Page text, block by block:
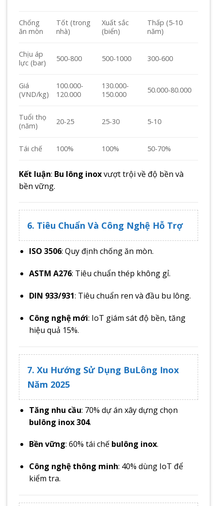
Chống
ăn mòn
Tốt (trong
nhà)
Xuất sắc
(biển)
Thấp (5-10
năm)
Chịu áp
lực (bar)
500-800 500-1000 300-600
Giá
(VND/kg)
100.000-
120.000
130.000-
150.000
50.000-80.000
Tuổi thọ
(năm)
20-25 25-30 5-10
Tái chế 100% 100% 50-70%
Kết luận: Bu lông inoxvượt trội về độ bền và
bền vững.
6. Tiêu Chuẩn Và Công Nghệ Hỗ Trợ
ISO 3506: Quy định chống ăn mòn.
ASTM A276: Tiêu chuẩn thép không gỉ.
DIN 933/931: Tiêu chuẩn ren và đầu bu lông.
Công nghệ mới: IoT giám sát độ bền, tăng
hiệu quả 15%.
7. Xu Hướng Sử Dụng BuLông Inox
Năm 2025
Tăng nhu cầu: 70% dự án xây dựng chọn
bulông inox 304.
Bền vững: 60% tái chế bulông inox.
Công nghệ thông minh: 40% dùng IoT để
kiểm tra.